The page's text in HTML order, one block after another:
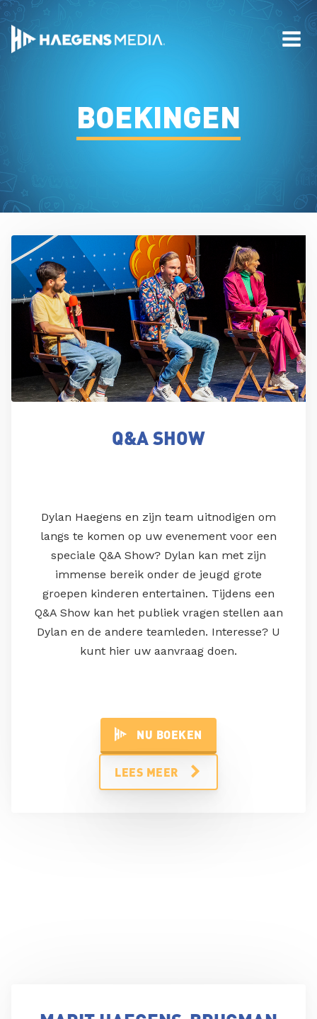
BOEKINGEN
Q&A SHOW
Dylan Haegens en zijn team uitnodigen om
langs te komen op uw evenement voor een
speciale Q&A Show? Dylan kan met zijn
immense bereik onder de jeugd grote
groepen kinderen entertainen. Tijdens een
Q&A Show kan het publiek vragen stellen aan
Dylan en de andere teamleden. Interesse? U
kunt hier uw aanvraag doen.
NU BOEKEN
LEES MEER